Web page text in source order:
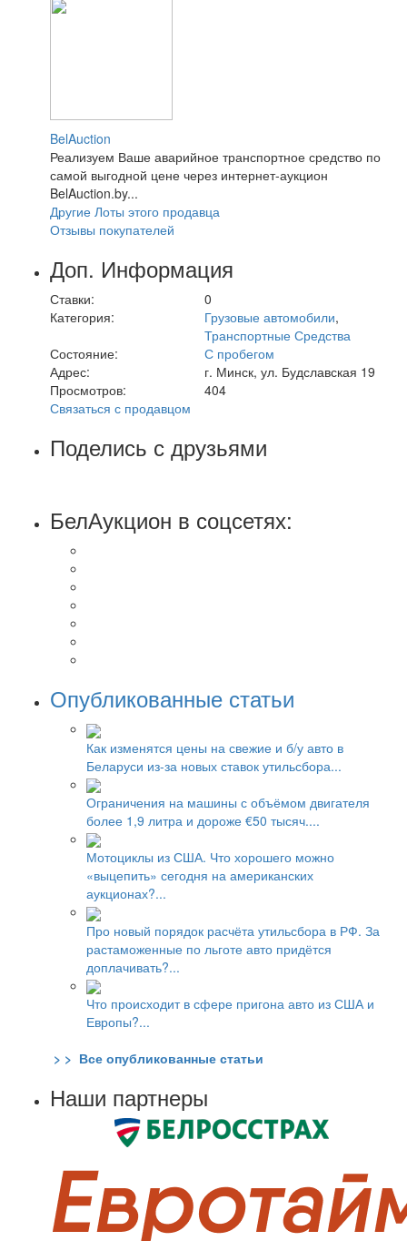
BelAuction
Реализуем Ваше аварийное транспортное средство по
самой выгодной цене через интернет-аукцион
BelAuction.by...
Другие Лоты этого продавца
Отзывы покупателей
Доп. Информация
Ставки:
0
Категория:
Грузовые автомобили,
Транспортные Средства
Состояние:
С пробегом
Адрес:
г. Минск, ул. Будславская 19
Просмотров:
404
Связаться с продавцом
Поделись с друзьями
БелАукцион в соцсетях:
Опубликованные статьи
Как изменятся цены на свежие и б/у авто в
Беларуси из-за новых ставок утильсбора...
Ограничения на машины с объёмом двигателя
более 1,9 литра и дороже €50 тысяч....
Мотоциклы из США. Что хорошего можно
«выцепить» сегодня на американских
аукционах?...
Про новый порядок расчёта утильсбора в РФ. За
растаможенные по льготе авто придётся
доплачивать?...
Что происходит в сфере пригона авто из США и
Европы?...
> > Все опубликованные статьи
Наши партнеры